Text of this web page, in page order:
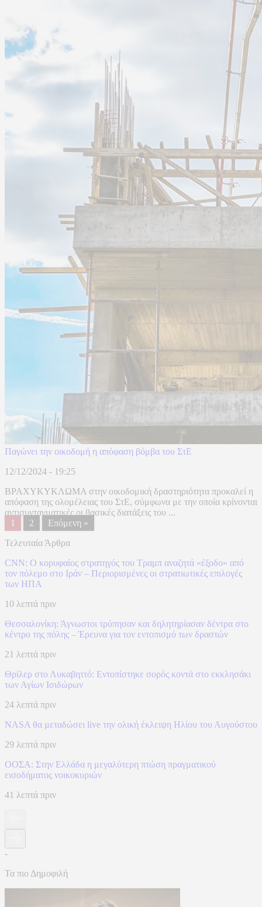
Παγώνει την οικοδομή η απόφαση βόμβα του ΣτΕ
12/12/2024 - 19:25
ΒΡΑΧΥΚΥΚΛΩΜΑ στην οικοδομική δραστηριότητα προκαλεί η
απόφαση της ολομέλειας του ΣτΕ, σύμφωνα με την οποία κρίνονται
αντισυνταγματικές οι βασικές διατάξεις του ...
1
2
Επόμενη »
Τελευταία Άρθρα
CNN: Ο κορυφαίος στρατηγός του Τραμπ αναζητά «έξοδο» από
τον πόλεμο στο Ιράν – Περιορισμένες οι στρατιωτικές επιλογές
των ΗΠΑ
10 λεπτά πριν
Θεσσαλονίκη: Άγνωστοι τρύπησαν και δηλητηρίασαν δέντρα στο
κέντρο της πόλης – Έρευνα για τον εντοπισμό των δραστών
21 λεπτά πριν
Θρίλερ στο Λυκαβηττό: Εντοπίστηκε σορός κοντά στο εκκλησάκι
των Αγίων Ισιδώρων
24 λεπτά πριν
NASA θα μεταδώσει live την ολική έκλειψη Ηλίου του Αυγούστου
29 λεπτά πριν
ΟΟΣΑ: Στην Ελλάδα η μεγαλύτερη πτώση πραγματικού
εισοδήματος νοικοκυριών
41 λεπτά πριν
-
Τα πιο Δημοφιλή